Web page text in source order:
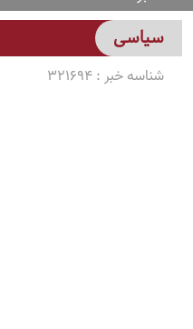
سیاسی
شناسه خبر :321694